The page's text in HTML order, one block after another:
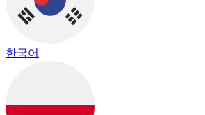
한국어